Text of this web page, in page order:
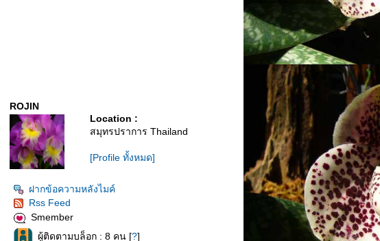
ROJIN
Location :
สมุทรปราการ Thailand
[Profile ทั้งหมด]
ฝากข้อความหลังไมค์
Rss Feed
Smember
ผู้ติดตามบล็อก : 8 คน [?]